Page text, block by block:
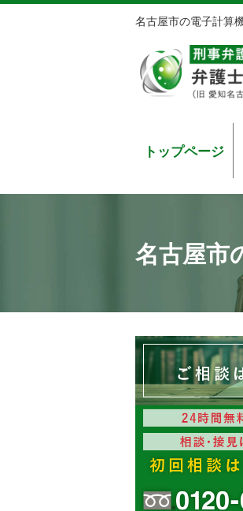
名古屋市の電子計算
トップページ
名古屋市